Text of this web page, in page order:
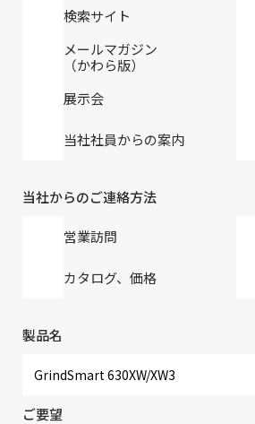
検索サイト
メールマガジン
（かわら版）
展示会
当社社員からの案内
当社からのご連絡方法
営業訪問
カタログ、価格
製品名
ご要望